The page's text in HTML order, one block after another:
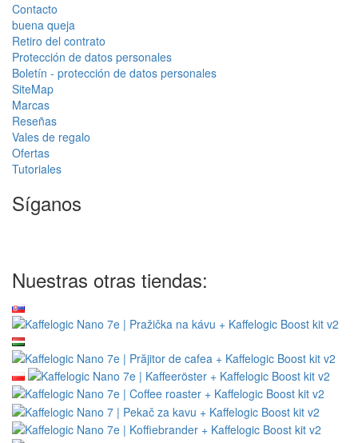
Contacto
buena queja
Retiro del contrato
Protección de datos personales
Boletín - protección de datos personales
SiteMap
Marcas
Reseñas
Vales de regalo
Ofertas
Tutoriales
Síganos
Nuestras otras tiendas: